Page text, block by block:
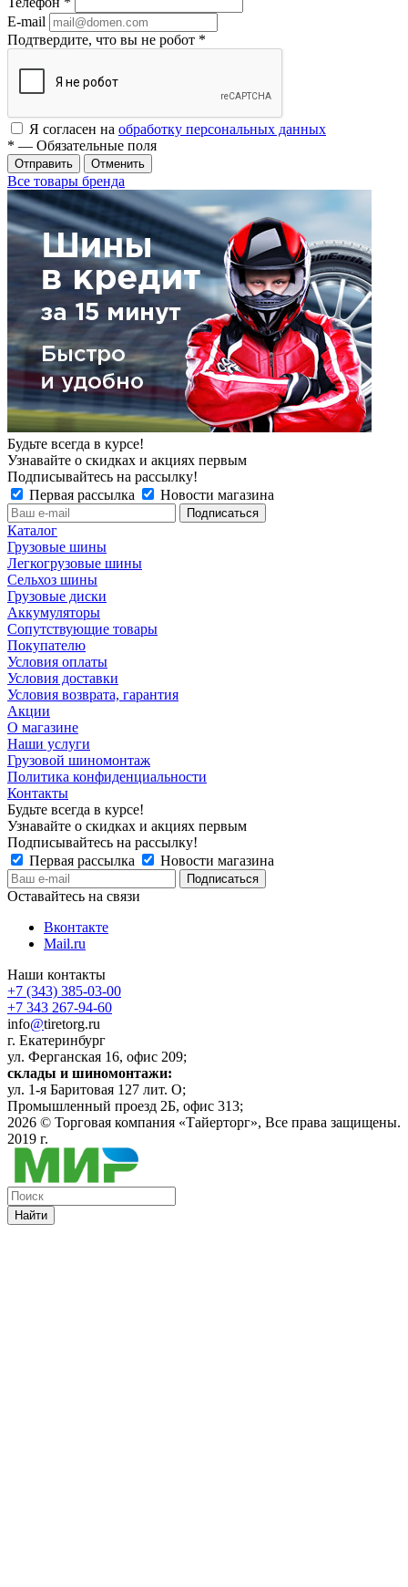
E-mail
Подтвердите, что вы не робот *
Я согласен на обработку персональных данных
* — Обязательные поля
Отменить
Все товары бренда
Будьте всегда в курсе!
Узнавайте о скидках и акциях первым
Подписывайтесь на рассылку!
Первая рассылка
Новости магазина
Каталог
Грузовые шины
Легкогрузовые шины
Сельхоз шины
Грузовые диски
Аккумуляторы
Сопутствующие товары
Покупателю
Условия оплаты
Условия доставки
Условия возврата, гарантия
Акции
О магазине
Наши услуги
Грузовой шиномонтаж
Политика конфиденциальности
Контакты
Будьте всегда в курсе!
Узнавайте о скидках и акциях первым
Подписывайтесь на рассылку!
Первая рассылка
Новости магазина
Оставайтесь на связи
Вконтакте
Mail.ru
Наши контакты
+7 (343) 385-03-00
+7 343 267-94-60
info@tiretorg.ru
г. Екатеринбург
ул. Ферганская 16, офис 209;
склады и шиномонтажи:
ул. 1-я Баритовая 127 лит. О;
Промышленный проезд 2Б, офис 313;
2026 © Торговая компания «Тайерторг», Все права защищены.
2019 г.
Найти